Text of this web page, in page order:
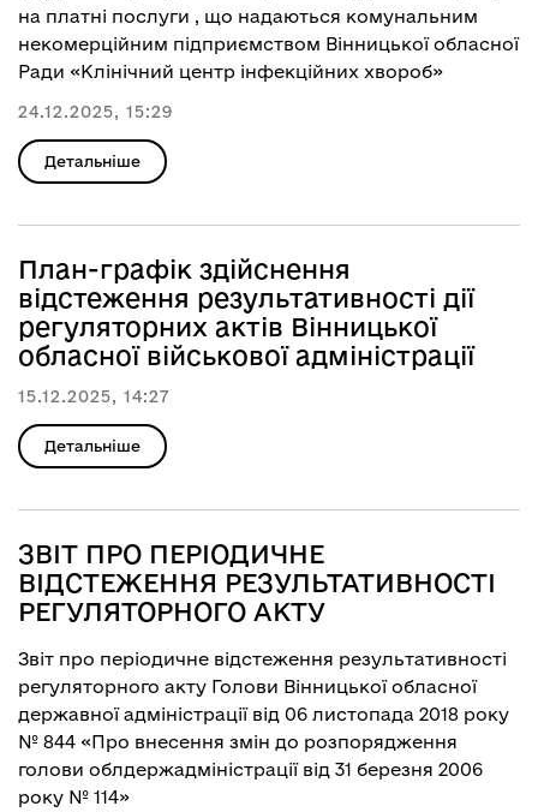
на платні послуги , що надаються комунальним
некомерційним підприємством Вінницької обласної
Ради «Клінічний центр інфекційних хвороб»
24.12.2025, 15:29
Детальніше
План-графік здійснення
відстеження результативності дії
регуляторних актів Вінницької
обласної військової адміністрації
15.12.2025, 14:27
Детальніше
ЗВІТ ПРО ПЕРІОДИЧНЕ
ВІДСТЕЖЕННЯ РЕЗУЛЬТАТИВНОСТІ
РЕГУЛЯТОРНОГО АКТУ
Звіт про періодичне відстеження результативності
регуляторного акту Голови Вінницької обласної
державної адміністрації від 06 листопада 2018 року
№ 844 «Про внесення змін до розпорядження
голови облдержадміністрації від 31 березня 2006
року № 114»